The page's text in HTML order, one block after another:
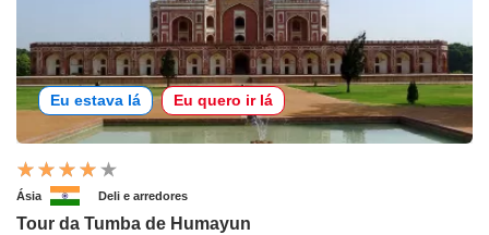
Eu estava lá Eu quero ir lá
Ásia Deli e arredores
Tour da Tumba de Humayun